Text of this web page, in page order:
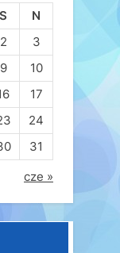
S
N
2
3
9
10
17
24
31
cze »